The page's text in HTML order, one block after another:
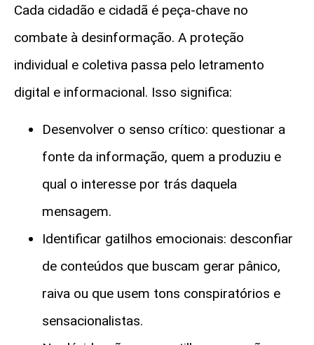
Cada cidadão e cidadã é peça-chave no
combate à desinformação. A proteção
individual e coletiva passa pelo letramento
digital e informacional. Isso significa:
Desenvolver o senso crítico: questionar a
fonte da informação, quem a produziu e
qual o interesse por trás daquela
mensagem.
Identificar gatilhos emocionais: desconfiar
de conteúdos que buscam gerar pânico,
raiva ou que usem tons conspiratórios e
sensacionalistas.